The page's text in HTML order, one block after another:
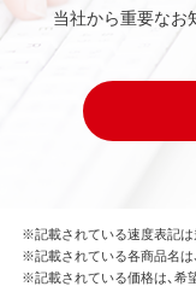
当社から重要なお
※記載されている速度表記は
※記載されている各商品名は
※記載されている価格は、希